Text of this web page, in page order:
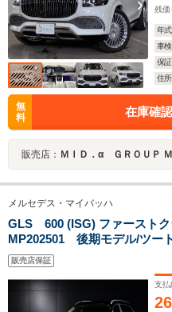
残価
年式
車検
保証
住所
無
料
在庫確
販売店： ＭＩＤ．α ＧＲＯＵＰ ＭＩＤ Ｃａ
メルセデス・マイバッハ
GLS 600 (ISG) ファーストク
MP202501 後期モデル/ツー
クラスPKG/左右独立シート/ク
ス/Burumesterサウンド/リヤ
販売店保証
支払